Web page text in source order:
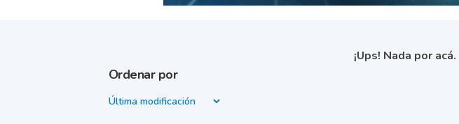
Ordenar por
¡Ups! Nada por acá.